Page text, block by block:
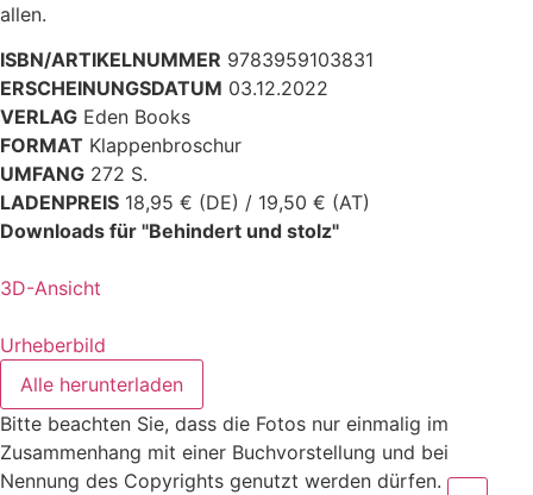
allen.
ISBN/ARTIKELNUMMER 9783959103831
ERSCHEINUNGSDATUM 03.12.2022
VERLAG Eden Books
FORMAT Klappenbroschur
UMFANG 272 S.
LADENPREIS 18,95 € (DE) / 19,50 € (AT)
Downloads für "Behindert und stolz"
3D-Ansicht
Urheberbild
Alle herunterladen
Bitte beachten Sie, dass die Fotos nur einmalig im
Zusammenhang mit einer Buchvorstellung und bei
Nennung des Copyrights genutzt werden dürfen.